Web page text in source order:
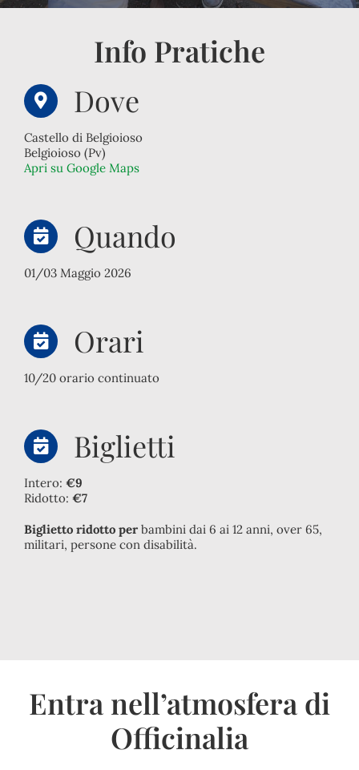
Info Pratiche
Dove
Castello di Belgioioso
Belgioioso (Pv)
Apri su Google Maps
Quando
01/03 Maggio 2026
Orari
10/20 orario continuato
Biglietti
Intero: €9
Ridotto: €7
Biglietto ridotto per bambini dai 6 ai 12 anni, over 65,
militari, persone con disabilità.
Entra nell’atmosfera di
Officinalia